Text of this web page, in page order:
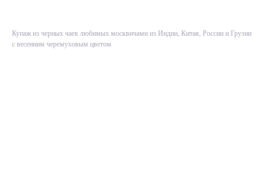
Купаж из черных чаев любимых москвичами из Индии, Китая, России и Грузии
с весенним черемуховым цветом